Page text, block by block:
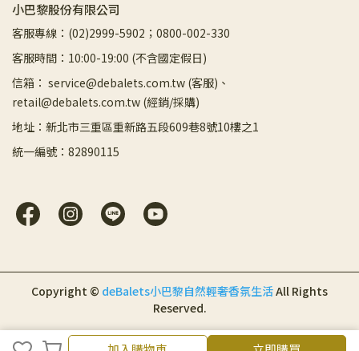
小巴黎股份有限公司
客服專線：(02)2999-5902；0800-002-330
客服時間：10:00-19:00 (不含國定假日)
信箱： service@debalets.com.tw (客服)、
retail@debalets.com.tw (經銷/採購)
地址：新北市三重區重新路五段609巷8號10樓之1
統一編號：82890115
Copyright © deBalets小巴黎自然輕奢香氛生活All Rights
Reserved.